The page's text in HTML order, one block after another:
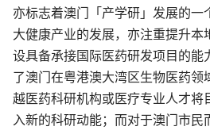
亦标志着澳门「产学研」发展的一
大健康产业的发展，亦注重提升本
设具备承接国际医药研发项目的能
了澳门在粤港澳大湾区生物医药领
越医药科研机构或医疗专业人才将
入新的科研动能；而对于澳门市民